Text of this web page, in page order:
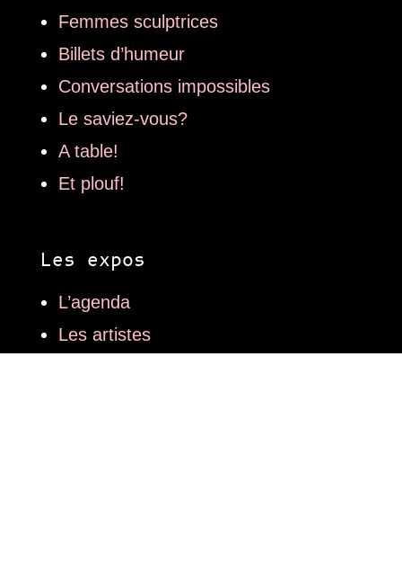
Femmes sculptrices
Billets d’humeur
Conversations impossibles
Le saviez-vous?
A table!
Et plouf!
Les expos
L’agenda
Les artistes